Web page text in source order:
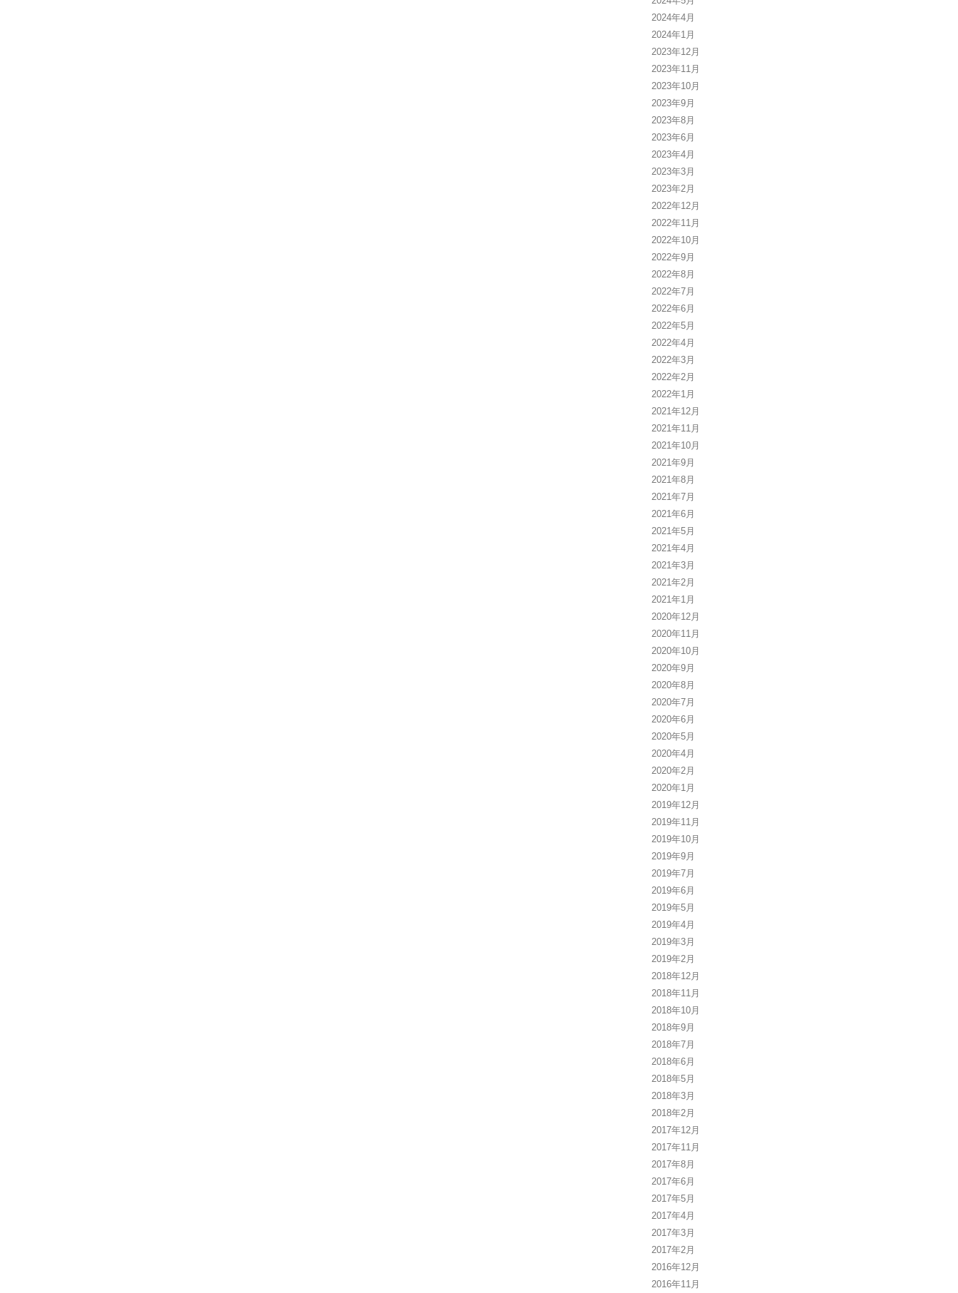
2024年4月
2024年1月
2023年12月
2023年11月
2023年10月
2023年9月
2023年8月
2023年6月
2023年4月
2023年3月
2023年2月
2022年12月
2022年11月
2022年10月
2022年9月
2022年8月
2022年7月
2022年6月
2022年5月
2022年4月
2022年3月
2022年2月
2022年1月
2021年12月
2021年11月
2021年10月
2021年9月
2021年8月
2021年7月
2021年6月
2021年5月
2021年4月
2021年3月
2021年2月
2021年1月
2020年12月
2020年11月
2020年10月
2020年9月
2020年8月
2020年7月
2020年6月
2020年5月
2020年4月
2020年2月
2020年1月
2019年12月
2019年11月
2019年10月
2019年9月
2019年7月
2019年6月
2019年5月
2019年4月
2019年3月
2019年2月
2018年12月
2018年11月
2018年10月
2018年9月
2018年7月
2018年6月
2018年5月
2018年3月
2018年2月
2017年12月
2017年11月
2017年8月
2017年6月
2017年5月
2017年4月
2017年3月
2017年2月
2016年12月
2016年11月